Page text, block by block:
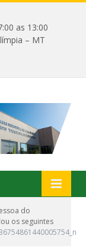
as 13:00
Olímpia – MT
do
os seguintes